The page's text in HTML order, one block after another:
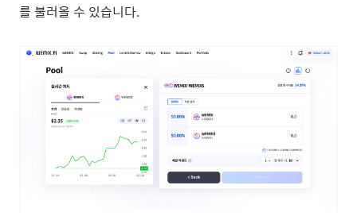
를 불러올 수 있습니다.